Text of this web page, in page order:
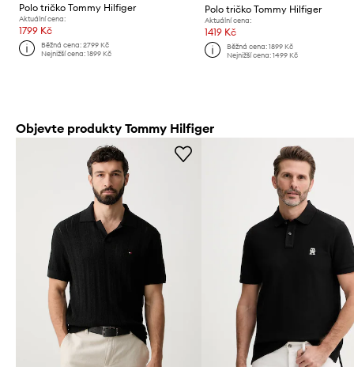
Polo tričko Tommy Hilfiger
Aktuální cena:
1799 Kč
Běžná cena:2799 Kč
Nejnižší cena:1899 Kč
Polo tričko Tommy Hilfiger
Aktuální cena:
1419 Kč
Běžná cena: 1899 Kč
Nejnižší cena: 1499 Kč
Objevte produkty Tommy Hilfiger